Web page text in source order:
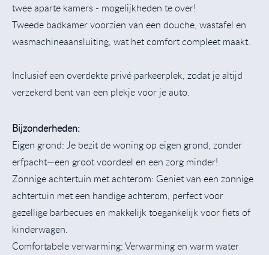
twee aparte kamers - mogelijkheden te over!
Tweede badkamer voorzien van een douche, wastafel en
wasmachineaansluiting, wat het comfort compleet maakt.
Inclusief een overdekte privé parkeerplek, zodat je altijd
verzekerd bent van een plekje voor je auto.
Bijzonderheden:
Eigen grond: Je bezit de woning op eigen grond, zonder
erfpacht—een groot voordeel en een zorg minder!
Zonnige achtertuin met achterom: Geniet van een zonnige
achtertuin met een handige achterom, perfect voor
gezellige barbecues en makkelijk toegankelijk voor fiets of
kinderwagen.
Comfortabele verwarming: Verwarming en warm water